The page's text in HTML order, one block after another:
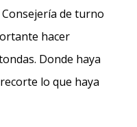
de turno
hacer
Donde haya
lo que haya